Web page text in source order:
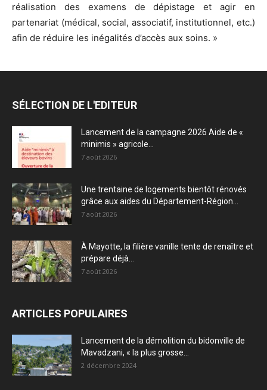
réalisation des examens de dépistage et agir en
partenariat (médical, social, associatif, institutionnel, etc.)
afin de réduire les inégalités d’accès aux soins. »
SÉLECTION DE L'EDITEUR
Lancement de la campagne 2026 Aide de «
minimis » agricole...
7 août 2026
Une trentaine de logements bientôt rénovés
grâce aux aides du Département-Région...
7 août 2026
À Mayotte, la filière vanille tente de renaître et
prépare déjà...
7 août 2026
ARTICLES POPULAIRES
Lancement de la démolition du bidonville de
Mavadzani, « la plus grosse...
2 décembre 2024